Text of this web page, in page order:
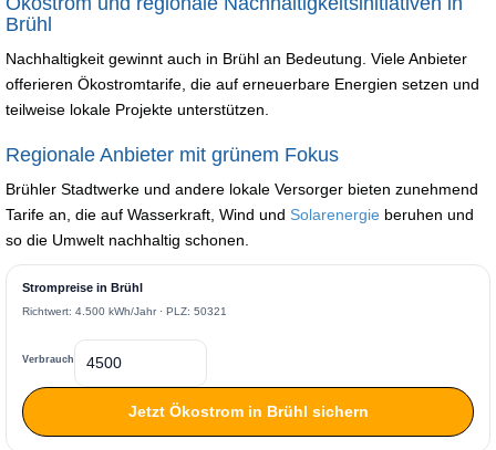
Brühl
Nachhaltigkeit gewinnt auch in Brühl an Bedeutung. Viele Anbieter
offerieren Ökostromtarife, die auf erneuerbare Energien setzen und
teilweise lokale Projekte unterstützen.
Regionale Anbieter mit grünem Fokus
Brühler Stadtwerke und andere lokale Versorger bieten zunehmend
Tarife an, die auf Wasserkraft, Wind und Solarenergie beruhen und
so die Umwelt nachhaltig schonen.
Strompreise in Brühl
Richtwert: 4.500 kWh/Jahr · PLZ: 50321
Verbrauch
Jetzt Ökostrom in Brühl sichern